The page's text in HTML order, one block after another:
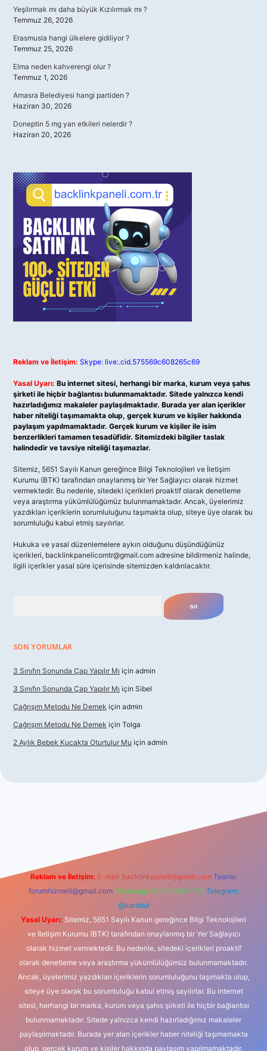
Yeşilırmak mı daha büyük Kızılırmak mı ?
Temmuz 26, 2026
Erasmusla hangi ülkelere gidiliyor ?
Temmuz 25, 2026
Elma neden kahverengi olur ?
Temmuz 1, 2026
Amasra Belediyesi hangi partiden ?
Haziran 30, 2026
Doneptin 5 mg yan etkileri nelerdir ?
Haziran 20, 2026
Reklam ve İletişim: Skype: live:.cid.575569c608265c69
Yasal Uyarı: Bu internet sitesi, herhangi bir marka, kurum veya şahıs
şirketi ile hiçbir bağlantısı bulunmamaktadır. Sitede yalnızca kendi
hazırladığımız makaleler paylaşılmaktadır. Burada yer alan içerikler
haber niteliği taşımamakta olup, gerçek kurum ve kişiler hakkında
paylaşım yapılmamaktadır. Gerçek kurum ve kişiler ile isim
benzerlikleri tamamen tesadüfidir. Sitemizdeki bilgiler taslak
halindedir ve tavsiye niteliği taşımazlar.
Sitemiz, 5651 Sayılı Kanun gereğince Bilgi Teknolojileri ve İletişim
Kurumu (BTK) tarafından onaylanmış bir Yer Sağlayıcı olarak hizmet
vermektedir. Bu nedenle, sitedeki içerikleri proaktif olarak denetleme
veya araştırma yükümlülüğümüz bulunmamaktadır. Ancak, üyelerimiz
yazdıkları içeriklerin sorumluluğunu taşımakta olup, siteye üye olarak bu
sorumluluğu kabul etmiş sayılırlar.
Hukuka ve yasal düzenlemelere aykırı olduğunu düşündüğünüz
içerikleri, backlinkpanelicomtr@gmail.com adresine bildirmeniz halinde,
ilgili içerikler yasal süre içerisinde sitemizden kaldırılacaktır.
SON YORUMLAR
3 Sınıfın Sonunda Çap Yapılır Mı için admin
3 Sınıfın Sonunda Çap Yapılır Mı için Sibel
Çağrışım Metodu Ne Demek için admin
Çağrışım Metodu Ne Demek için Tolga
2 Aylık Bebek Kucakta Oturtulur Mu için admin
Reklam ve İletişim: E-mail: backlinkpaneli@gmail.com Teams:
forumhizmeti@gmail.com Whatsapp: 0262 606 0 726 Telegram:
@karabul
Yasal Uyarı: Sitemiz, 5651 Sayılı Kanun gereğince Bilgi Teknolojileri
ve İletişim Kurumu (BTK) tarafından onaylanmış bir Yer Sağlayıcı
olarak hizmet vermektedir. Bu nedenle, sitedeki içerikleri proaktif
olarak denetleme veya araştırma yükümlülüğümüz bulunmamaktadır.
Ancak, üyelerimiz yazdıkları içeriklerin sorumluluğunu taşımakta olup,
siteye üye olarak bu sorumluluğu kabul etmiş sayılırlar. Bu internet
sitesi, herhangi bir marka, kurum veya şahıs şirketi ile hiçbir bağlantısı
bulunmamaktadır. Sitede yalnızca kendi hazırladığımız makaleler
paylaşılmaktadır. Burada yer alan içerikler haber niteliği taşımamakta
olup, gerçek kurum ve kişiler hakkında paylaşım yapılmamaktadır.